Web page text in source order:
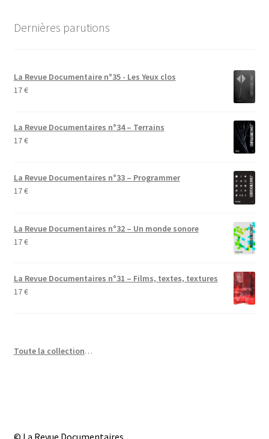
Dernières parutions
La Revue Documentaire n°35 - Les Yeux clos
17€
La Revue Documentaires n°34 – Terrains
17€
La Revue Documentaires n°33 – Programmer
17€
La Revue Documentaires n°32 – Un monde sonore
17€
La Revue Documentaires n°31 – Films, textes, textures
17€
Toute la collection…